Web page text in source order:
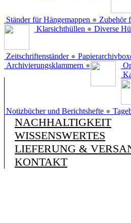
Ständer für Hängemappen ● Zubehör
Klarsichthüllen ● Diverse
Zeitschriftenständer ●
Archivierungsklammern ●
Notizbücher und Berichtshefte ●
NACHHALTIGKEIT
WISSENSWERTES
LIEFERUNG &
KONTAKT